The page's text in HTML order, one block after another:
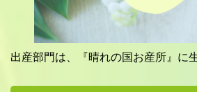
出産部門は、『晴れの国お産所』に